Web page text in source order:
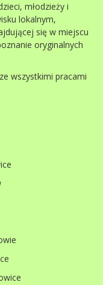
młodzieży i
lokalnym,
się w miejscu
oryginalnych
wszystkimi pracami